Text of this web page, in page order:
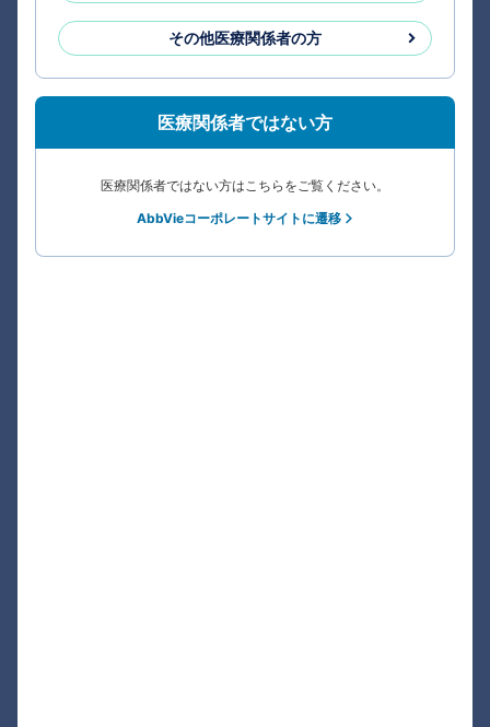
その他医療関係者の方
医療関係者ではない方
医療関係者ではない方はこちらをご覧ください。
AbbVieコーポレートサイトに遷移